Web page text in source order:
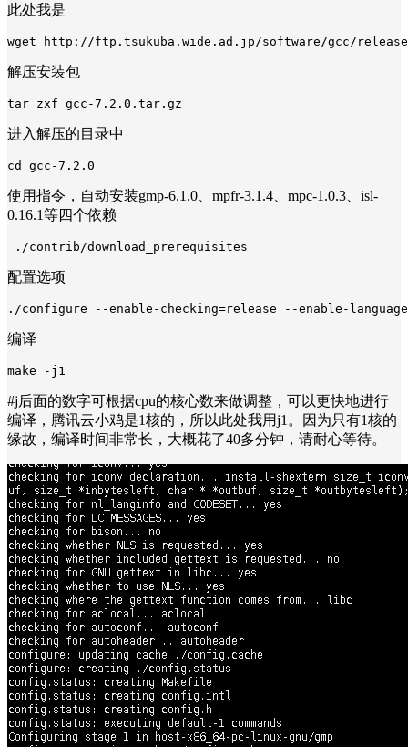
此处我是
wget http://ftp.tsukuba.wide.ad.jp/software/gcc/
解压安装包
tar zxf gcc-7.2.0.tar.gz
进入解压的目录中
cd gcc-7.2.0
使用指令，自动安装gmp-6.1.0、mpfr-3.1.4、mpc-1.0.3、isl-
0.16.1等四个依赖
./contrib/download_prerequisites
配置选项
./configure --enable-checking=release --enable-
编译
make -j1
#j后面的数字可根据cpu的核心数来做调整，可以更快地进行
编译，腾讯云小鸡是1核的，所以此处我用j1。因为只有1核的
缘故，编译时间非常长，大概花了40多分钟，请耐心等待。